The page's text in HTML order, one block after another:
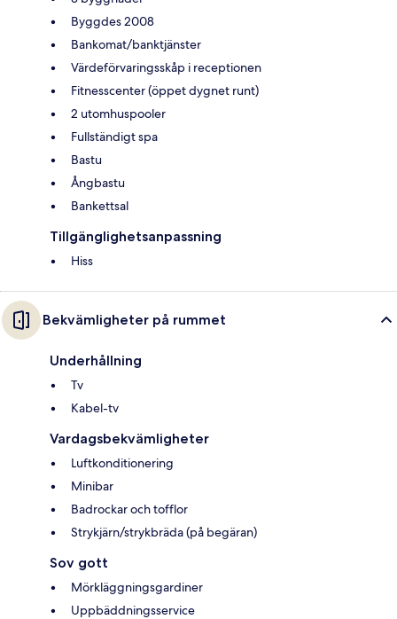
Byggdes 2008
Bankomat/banktjänster
Värdeförvaringsskåp i receptionen
Fitnesscenter (öppet dygnet runt)
2 utomhuspooler
Fullständigt spa
Bastu
Ångbastu
Bankettsal
Tillgänglighetsanpassning
Hiss
Bekvämligheter på rummet
Underhållning
Tv
Kabel-tv
Vardagsbekvämligheter
Luftkonditionering
Minibar
Badrockar och tofflor
Strykjärn/strykbräda (på begäran)
Sov gott
Mörkläggningsgardiner
Uppbäddningsservice